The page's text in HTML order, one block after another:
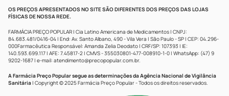
OS PREÇOS APRESENTADOS NO SITE SÃO DIFERENTES DOS PREÇOS DAS LOJAS
FÍSICAS DE NOSSA REDE.
FARMÁCIA PREÇO POPULAR | Cia Latino Americana de Medicamentos | CNPJ:
84.683.481/0416-04 | End: Av. Santo Albano, 490 - Vila Vera | São Paulo - SP | CEP: 04.296-
000Farmacêutica Responsável: Amanda Zelia Deodato | CRF/SP: 107393 | IE:
140.593.699.117 | AFE: 7.45817-2 | CMVS - 355030801-477-008910-1-0 | WhatsApp: (47) 9
9202-1687 | e-mail: atendimento@precopopular.com.br.
A Farmácia Preço Popular segue as determinações da Agência Nacional de Vigilância
Sanitária | Copyright © 2025 Farmácia Preço Popular - Todos os direitos reservados.